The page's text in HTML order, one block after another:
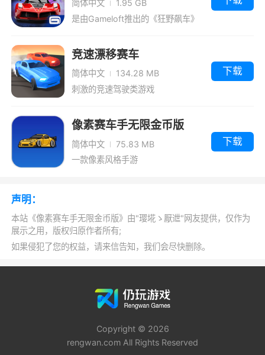
简体中文
1.95 GB
是由Gameloft推出的《狂野飙车》
竞速漂移赛车
简体中文
134.28 MB
刺激的竞速驾驶类游戏
下载
像素赛车手无限金币版
简体中文
75.83 MB
一款像素风格手游
下载
声明：
本站《像素赛车手无限金币版》由"璎埖ゝ厭迣"网友提供，仅作为
展示之用，版权归原作者所有;
如果侵犯了您的权益，请来信告知，我们会尽快删除。
Copyright © 2026
rengwan.com All Rights Reserved